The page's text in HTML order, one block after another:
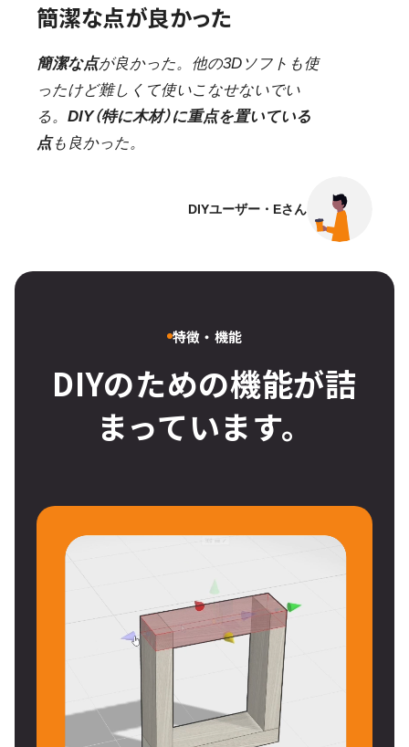
簡潔な点が良かった
簡潔な点が良かった。他の3Dソフトも使
ったけど難しくて使いこなせないでい
る。 DIY（特に木材）に重点を置いている
点も良かった。
DIYユーザー・Eさん
特徴・機能
DIYのための機能が詰
まっています。